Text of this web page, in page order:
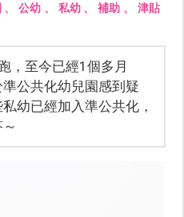
、 公幼 、 私幼 、補助 、 津貼
，至今已經1個多月
公共化幼兒園感到疑
幼已經加入準公共化，